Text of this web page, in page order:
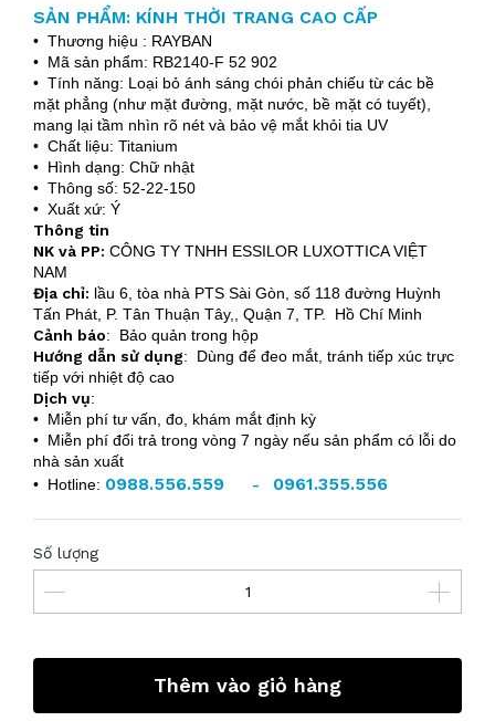
SẢN PHẨM: KÍNH THỜI TRANG CAO CẤP
• Thương hiệu : RAYBAN
• Mã sản phẩm: RB2140-F 52 902
• Tính năng: Loại bỏ ánh sáng chói phản chiếu từ các bề
mặt phẳng (như mặt đường, mặt nước, bề mặt có tuyết),
mang lại tầm nhìn rõ nét và bảo vệ mắt khỏi tia UV
• Chất liệu: Titanium
• Hình dạng: Chữ nhật
• Thông số: 52-22-150
• Xuất xứ: Ý
Thông tin
NK và PP: CÔNG TY TNHH ESSILOR LUXOTTICA VIỆT
NAM
Địa chỉ: lầu 6, tòa nhà PTS Sài Gòn, số 118 đường Huỳnh
Tấn Phát, P. Tân Thuận Tây,, Quận 7, TP. Hồ Chí Minh
Cảnh báo: Bảo quản trong hộp
Hướng dẫn sử dụng: Dùng để đeo mắt, tránh tiếp xúc trực
tiếp với nhiệt độ cao
Dịch vụ:
• Miễn phí tư vấn, đo, khám mắt định kỳ
• Miễn phí đổi trả trong vòng 7 ngày nếu sản phẩm có lỗi do
nhà sản xuất
• Hotline: 0988.556.559 - 0961.355.556
Số lượng
Thêm vào giỏ hàng